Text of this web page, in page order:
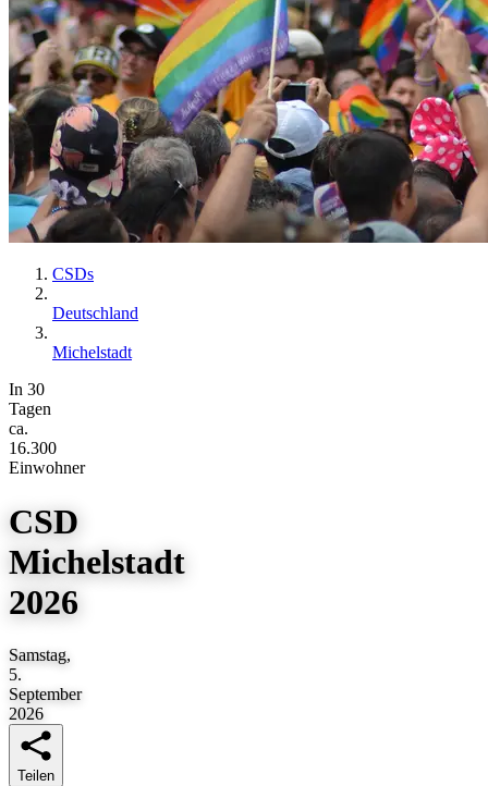
CSDs
Deutschland
Michelstadt
In 30
Tagen
ca.
16.300
Einwohner
CSD
Michelstadt
2026
Samstag,
5.
September
2026
Teilen